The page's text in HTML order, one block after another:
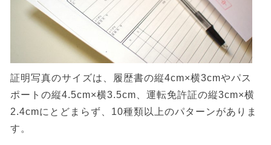
証明写真のサイズは、履歴書の縦4cm×横3cmやパス
ポートの縦4.5cm×横3.5cm、運転免許証の縦3cm×横
2.4cmにとどまらず、10種類以上のパターンがありま
す。